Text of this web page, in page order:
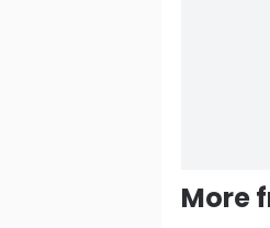
More